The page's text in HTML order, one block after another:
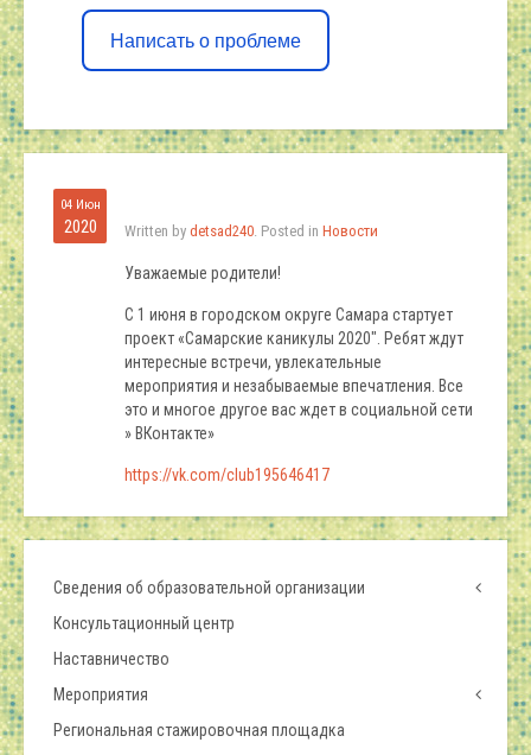
Написать о проблеме
04 Июн
2020 Written by detsad240. Posted in Новости
Уважаемые родители!
С 1 июня в городском округе Самара стартует
проект «Самарские каникулы 2020″. Ребят ждут
интересные встречи, увлекательные
мероприятия и незабываемые впечатления. Все
это и многое другое вас ждет в социальной сети
» ВКонтакте»
https://vk.com/club195646417
Сведения об образовательной организации
Консультационный центр
Наставничество
Мероприятия
Региональная стажировочная площадка